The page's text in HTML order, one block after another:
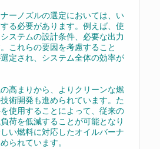
ーノズルの選定においては、い
る必要があります。例えば、使
ステムの設計条件、必要な出力
これらの要因を考慮すること
定され、システム全体の効率が
高まりから、よりクリーンな燃
術開発も進められています。た
使用することによって、従来の
荷を低減することが可能となり
い燃料に対応したオイルバーナ
られています。